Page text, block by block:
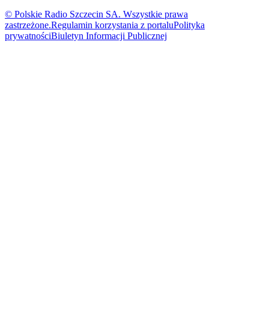
© Polskie Radio Szczecin SA. Wszystkie prawa
zastrzeżone.Regulamin korzystania z portaluPolityka
prywatnościBiuletyn Informacji Publicznej